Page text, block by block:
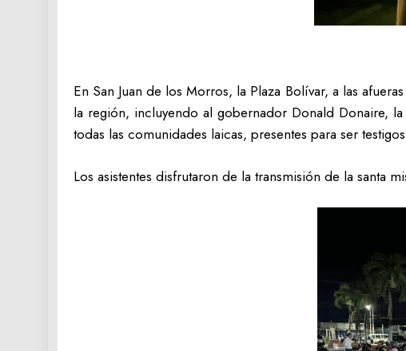
‎En San Juan de los Morros, la Plaza Bolívar, a las
la región, incluyendo al gobernador Donald Donaire,
todas las comunidades laicas, presentes para ser
‎Los asistentes disfrutaron de la transmisión de la santa